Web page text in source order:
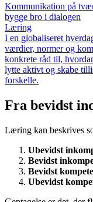
Kommunikation på
bygge bro i dialogen
Læring
I en globaliseret
værdier, normer og
konkrete råd til,
lytte aktivt og skabe
forskelle.
Fra bevidst
Læring kan beskrives
Ubevidst
Bevidst
Bevidst
Ubevidst